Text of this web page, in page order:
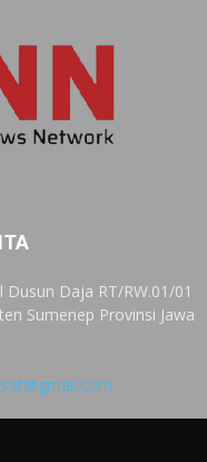
Daja RT/RW.01/01
Sumenep Provinsi Jawa